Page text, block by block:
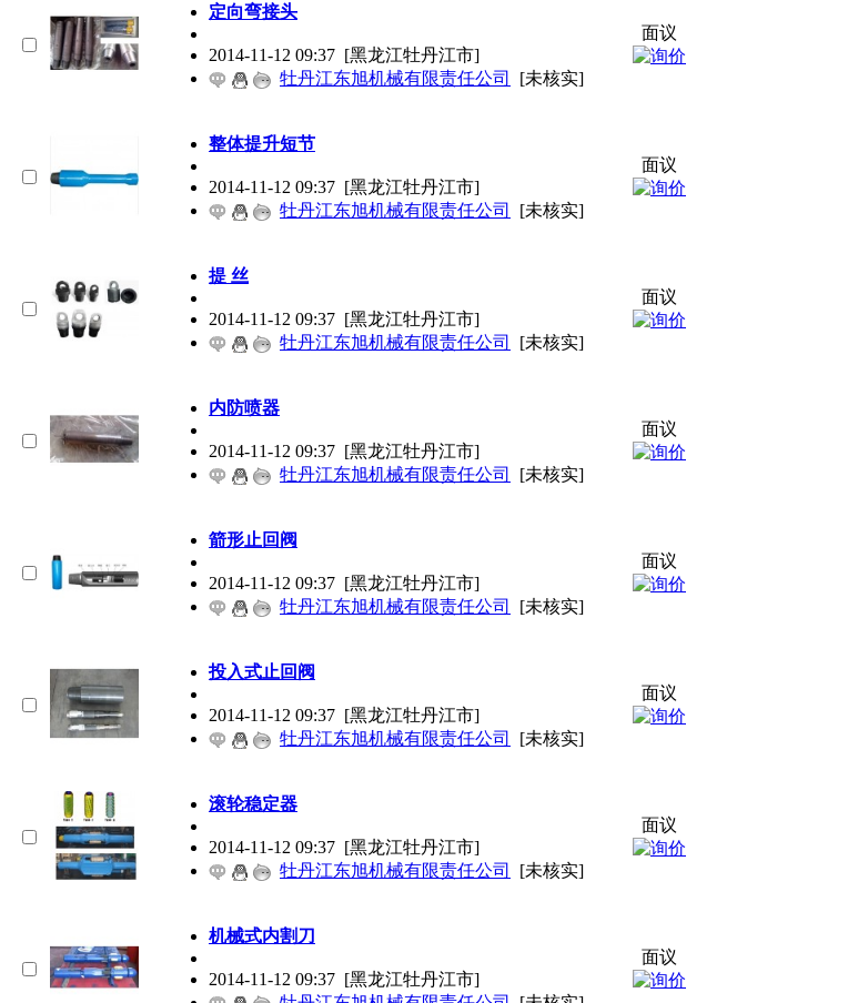
定向弯接头
2014-11-12 09:37 [黑龙江牡丹江市]
牡丹江东旭机械有限责任公司
[未核实]
面议
整体提升短节
2014-11-12 09:37 [黑龙江牡丹江市]
牡丹江东旭机械有限责任公司
[未核实]
面议
提 丝
2014-11-12 09:37 [黑龙江牡丹江市]
牡丹江东旭机械有限责任公司
[未核实]
面议
内防喷器
2014-11-12 09:37 [黑龙江牡丹江市]
牡丹江东旭机械有限责任公司
[未核实]
面议
箭形止回阀
2014-11-12 09:37 [黑龙江牡丹江市]
牡丹江东旭机械有限责任公司
[未核实]
面议
投入式止回阀
2014-11-12 09:37 [黑龙江牡丹江市]
牡丹江东旭机械有限责任公司
[未核实]
面议
滚轮稳定器
2014-11-12 09:37 [黑龙江牡丹江市]
牡丹江东旭机械有限责任公司
[未核实]
面议
机械式内割刀
2014-11-12 09:37 [黑龙江牡丹江市]
面议